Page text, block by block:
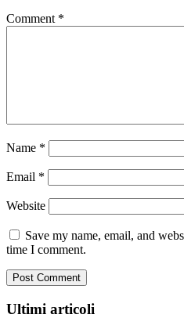
Comment *
Name *
Email *
Website
Save my name, email, and
time I comment.
Ultimi articoli